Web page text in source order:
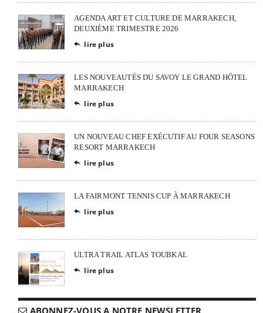
AGENDA ART ET CULTURE DE MARRAKECH,
DEUXIÈME TRIMESTRE 2026
 lire plus
LES NOUVEAUTÉS DU SAVOY LE GRAND HÔTEL
MARRAKECH
 lire plus
UN NOUVEAU CHEF EXÉCUTIF AU FOUR SEASONS
RESORT MARRAKECH
 lire plus
LA FAIRMONT TENNIS CUP À MARRAKECH
 lire plus
ULTRA TRAIL ATLAS TOUBKAL
 lire plus
ABONNEZ-VOUS A NOTRE NEWSLETTER